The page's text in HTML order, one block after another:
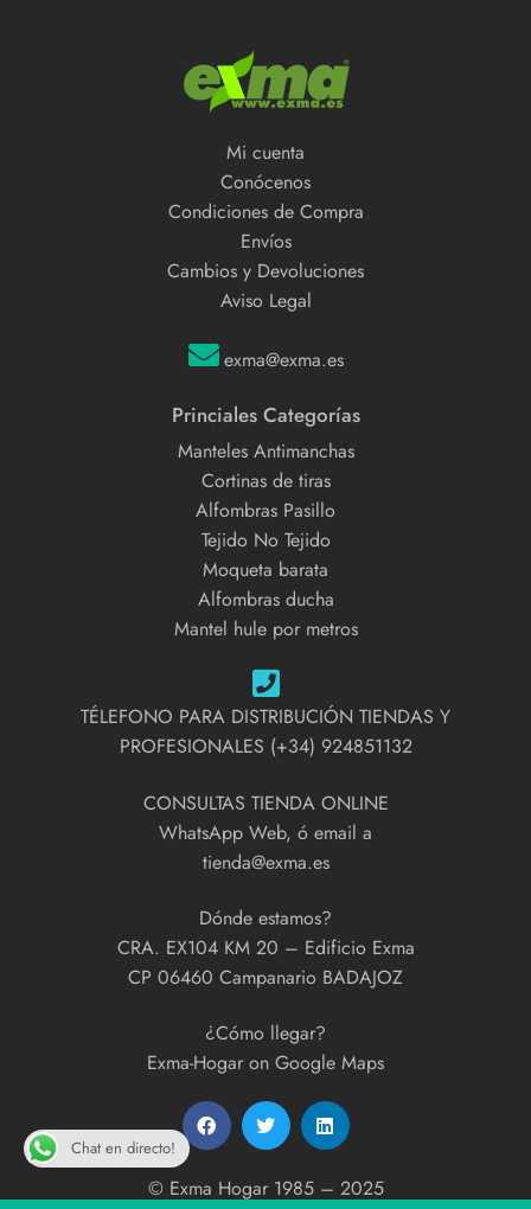
Mi cuenta
Conócenos
Condiciones de Compra
Envíos
Cambios y Devoluciones
Aviso Legal
exma@exma.es
Princiales Categorías
Manteles Antimanchas
Cortinas de tiras
Alfombras Pasillo
Tejido No Tejido
Moqueta barata
Alfombras ducha
Mantel hule por metros
TÉLEFONO PARA DISTRIBUCIÓN TIENDAS Y
PROFESIONALES (+34) 924851132
CONSULTAS TIENDA ONLINE
WhatsApp Web, ó email a
tienda@exma.es
Dónde estamos?
CRA. EX104 KM 20 – Edificio Exma
CP 06460 Campanario BADAJOZ
¿Cómo llegar?
Exma-Hogar on Google Maps
© Exma Hogar 1985 – 2025
Chat en directo!